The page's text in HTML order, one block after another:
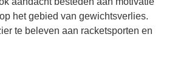
het gebied van gewichtsverlies.
te beleven aan racketsporten en